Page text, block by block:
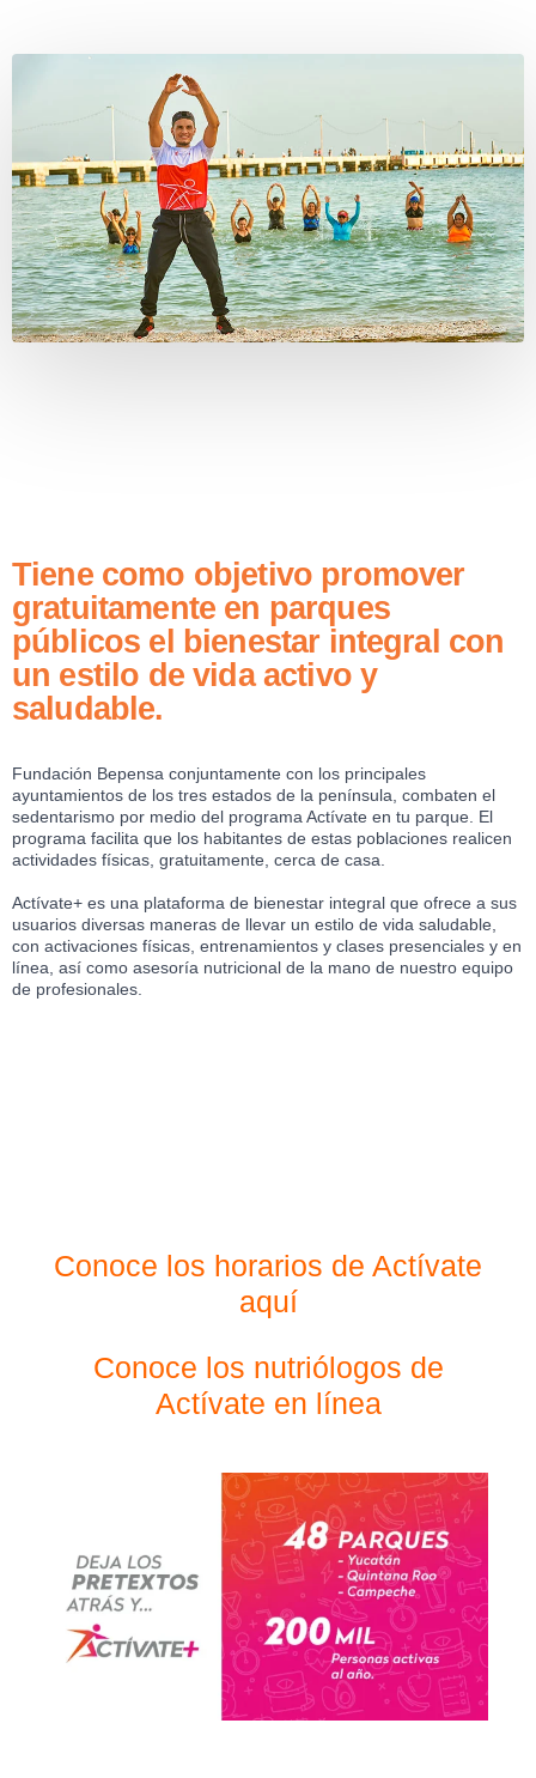
Tiene como objetivo promover
gratuitamente en parques
públicos el bienestar integral con
un estilo de vida activo y
saludable.
Fundación Bepensa conjuntamente con los principales
ayuntamientos de los tres estados de la península, combaten el
sedentarismo por medio del programa Actívate en tu parque. El
programa facilita que los habitantes de estas poblaciones realicen
actividades físicas, gratuitamente, cerca de casa.
Actívate+ es una plataforma de bienestar integral que ofrece a sus
usuarios diversas maneras de llevar un estilo de vida saludable,
con activaciones físicas, entrenamientos y clases presenciales y en
línea, así como asesoría nutricional de la mano de nuestro equipo
de profesionales.
Conoce los horarios de Actívate
aquí
Conoce los nutriólogos de
Actívate en línea